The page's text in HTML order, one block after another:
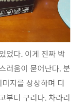
었다. 이게 진짜 박
러움이 묻어난다. 분
지를 상상하며 디
부터 구리다. 차라리